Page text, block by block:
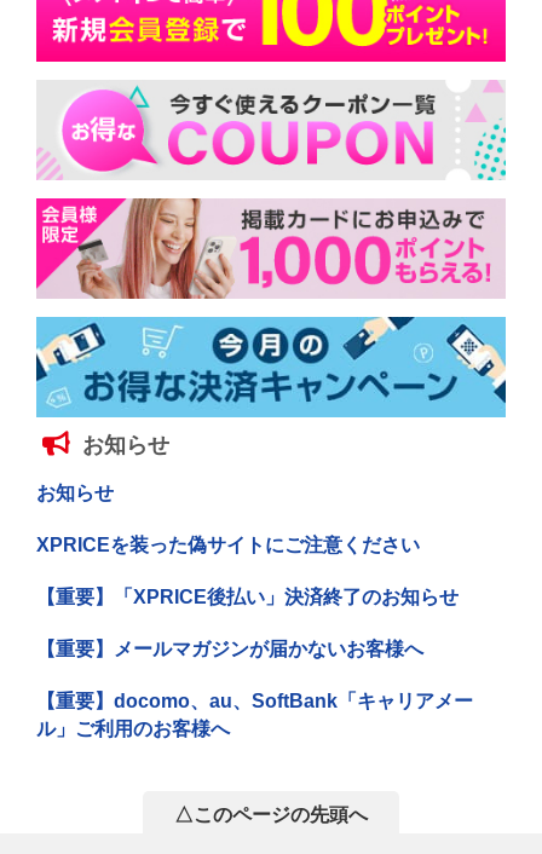
お知らせ
お知らせ
XPRICEを装った偽サイトにご注意ください
【重要】「XPRICE後払い」決済終了のお知らせ
【重要】メールマガジンが届かないお客様へ
【重要】docomo、au、SoftBank「キャリアメー
ル」ご利用のお客様へ
△このページの先頭へ